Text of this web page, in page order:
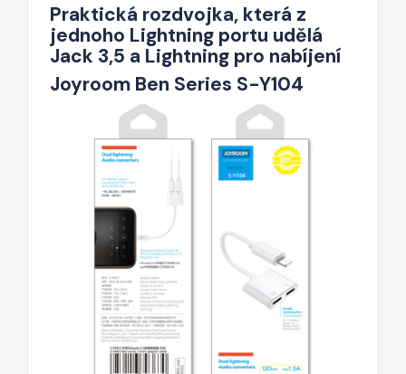
Praktická rozdvojka, která z
jednoho Lightning portu udělá
Jack 3,5 a Lightning pro nabíjení
Joyroom Ben Series S-Y104